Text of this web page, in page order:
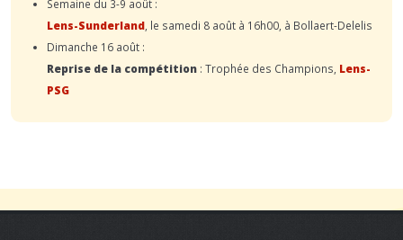
Semaine du 3-9 août :
Lens-Sunderland , le samedi 8 août à 16h00, à Bollaert-Delelis
Dimanche 16 août :
Reprise de la compétition : Trophée des Champions, Lens-
PSG